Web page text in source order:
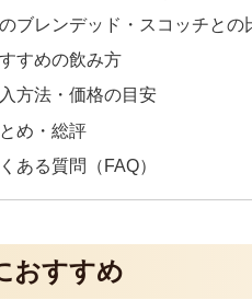
ブレンデッド・スコッチとの
すめの飲み方
方法・価格の目安
め・総評
ある質問（FAQ）
おすすめ